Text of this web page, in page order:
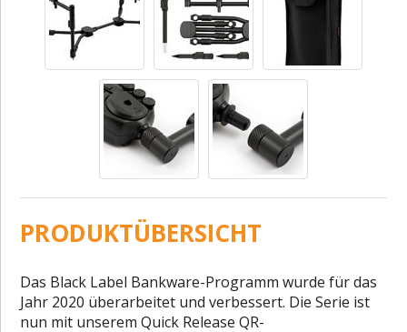
PRODUKTÜBERSICHT
Das Black Label Bankware-Programm wurde für das
Jahr 2020 überarbeitet und verbessert. Die Serie ist
nun mit unserem Quick Release QR-